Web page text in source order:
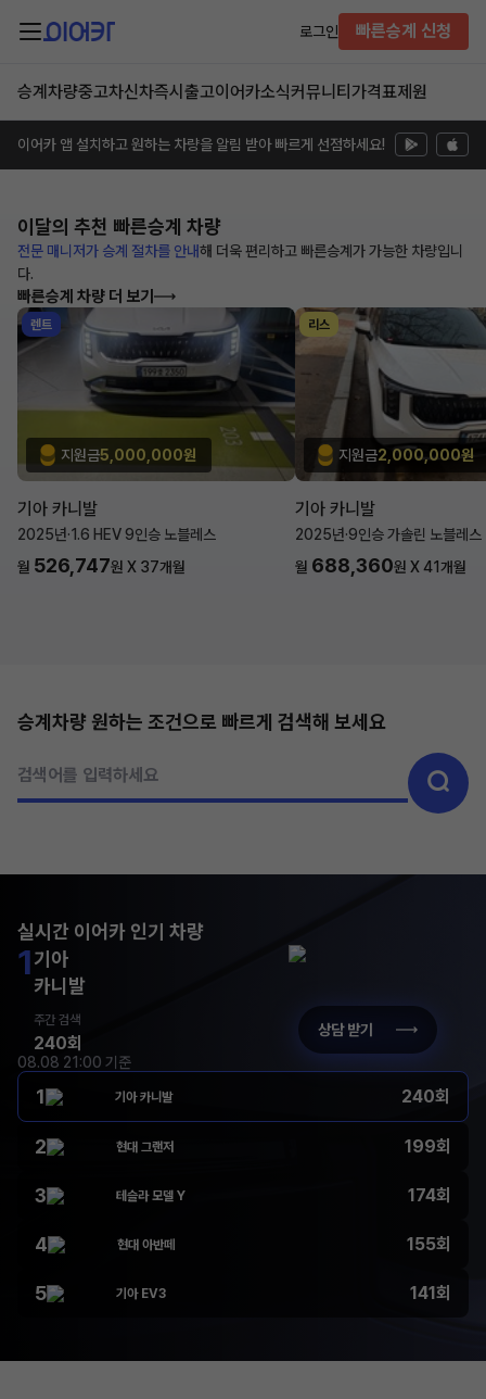
로그인 빠른승계 신청
승계차량중고차신차즉시출고이어카소식커뮤니티 가격표제원
이어카 앱 설치하고 원하는 차량을 알림 받아 빠르게 선점하세요!
이달의 추천 빠른승계 차량
전문 매니저가 승계 절차를 안내해 더욱 편리하고 빠른승계가 가능한 차량입니
다.
빠른승계 차량 더 보기
렌트
지원금5,000,000원
기아 카니발
2025년·1.6 HEV 9인승 노블레스
월 526,747원 X 37개월
리스
지원금2,000,000원
기아 카니발
2025년·9인승 가솔린 노블레스
월 688,360원 X41개월
승계차량 원하는 조건으로 빠르게 검색해 보세요
검색어를 입력하세요
실시간 이어카 인기 차량
1기아
카니발
주간 검색
240회
상담 받기
08.08 21:00 기준
1 기아 카니발 240회
2 현대 그랜저 199회
3 테슬라 모델 Y 174회
4 현대 아반떼 155회
5 기아 EV3 141회